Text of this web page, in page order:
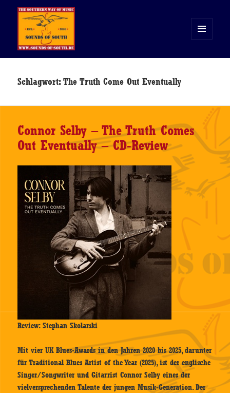
WIDGETS
Schlagwort:The Truth Come Out Eventually
Connor Selby – The Truth Comes
Out Eventually – CD-Review
Review: Stephan Skolarski
Mit vier UK Blues-Awards in den Jahren 2020 bis 2025, darunter
für Traditional Blues Artist of the Year (2025), ist der englische
Singer/Songwriter und Gitarrist Connor Selby eines der
vielversprechenden Talente der jungen Musik-Generation. Der